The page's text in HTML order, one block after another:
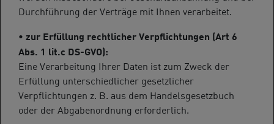
Durchführung der Verträge mit Ihnen verarbeitet.
• zur Erfüllung rechtlicher Verpflichtungen (Art 6
Abs. 1 lit.c DS-GVO):
Eine Verarbeitung Ihrer Daten ist zum Zweck der
Erfüllung unterschiedlicher gesetzlicher
Verpflichtungen z. B. aus dem Handelsgesetzbuch
oder der Abgabenordnung erforderlich.